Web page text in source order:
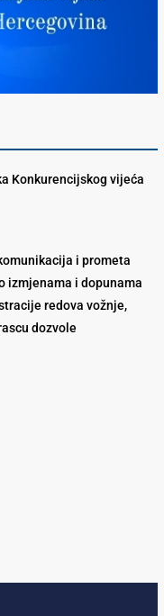
Konkurencijskog vijeća
i prometa
izmjenama i dopunama
redova vožnje,
dozvole